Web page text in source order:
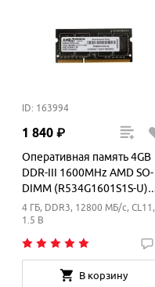
ID: 163994
1 840 ₽
Оперативная память 4GB
DDR-III 1600MHz AMD SO-
DIMM (R534G1601S1S-U)
OEM
4 ГБ, DDR3, 12800 МБ/с, CL11,
1.5 В
В корзину